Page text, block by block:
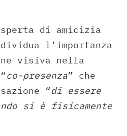
di amicizia
l’importanza
visiva nella
co-presenza” che
“di essere
si è fisicamente